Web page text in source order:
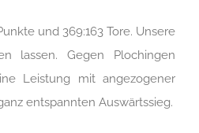
und 369:163 Tore. Unsere
lassen. Gegen Plochingen
Leistung mit angezogener
entspannten Auswärtssieg.